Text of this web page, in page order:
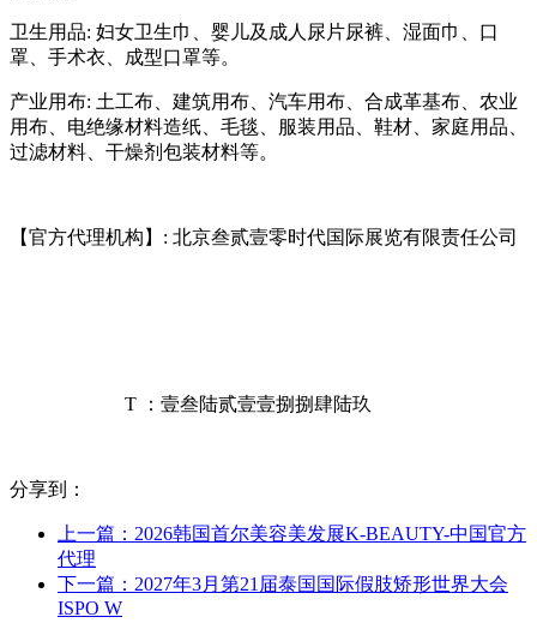
卫生用品: 妇女卫生巾、婴儿及成人尿片尿裤、湿面巾、口
罩、手术衣、成型口罩等。
产业用布: 土工布、建筑用布、汽车用布、合成革基布、农业
用布、电绝缘材料造纸、毛毯、服装用品、鞋材、家庭用品、
过滤材料、干燥剂包装材料等。
【官方代理机构】: 北京叁贰壹零时代国际展览有限责任公司
T ：壹叁陆贰壹壹捌捌肆陆玖
分享到：
上一篇：2026韩国首尔美容美发展K-BEAUTY-中国官方
代理
下一篇：2027年3月第21届泰国国际假肢矫形世界大会
ISPO W